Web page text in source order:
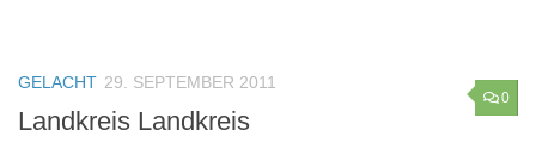
0
GELACHT 29. SEPTEMBER 2011
Landkreis Landkreis